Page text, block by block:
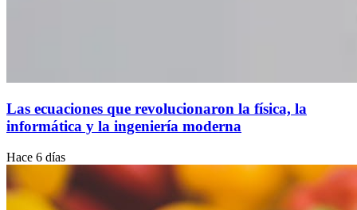
Las ecuaciones que revolucionaron la física, la
informática y la ingeniería moderna
Hace 6 días